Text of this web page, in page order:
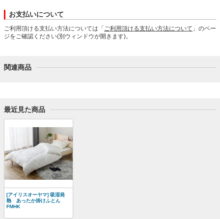
お支払いについて
ご利用頂ける支払い方法については「 ご利用頂ける支払い方法について 」のペー
ジをご確認ください(別ウィンドウが開きます)。
関連商品
最近見た商品
[アイリスオーヤマ] 吸湿発
熱 あったか掛けふとん
FMHK